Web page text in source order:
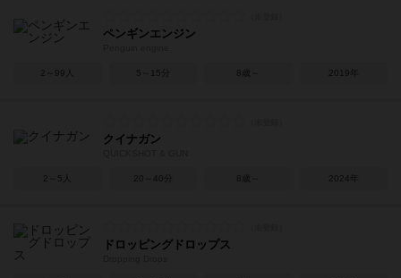
ペンギンエンジン
2～99人 5～15分 8歳～ 2019年
クイナガン
2～5人 20～40分 8歳～ 2024年
ドロッピングドロップス